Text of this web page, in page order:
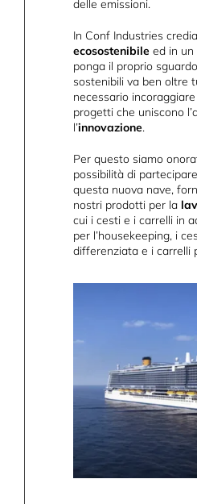
delle emissioni.
In Conf Industries
ecosostenibileed in un
ponga il proprio
sostenibili va ben oltre
necessario
progetti che uniscono
l’innovazione.
Per questo siamo
possibilità di
questa nuova nave,
nostri prodotti per la
cui i cesti e i carrelli in
per l’housekeeping, i
differenziata e i carrelli